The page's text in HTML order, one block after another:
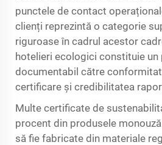
punctele de contact
clienți reprezintă o categorie
riguroase în cadrul acestor
hotelieri ecologici constituie un
documentabil către
certificare și credibilitatea
Multe certificate de
procent din produsele
să fie fabricate din materiale